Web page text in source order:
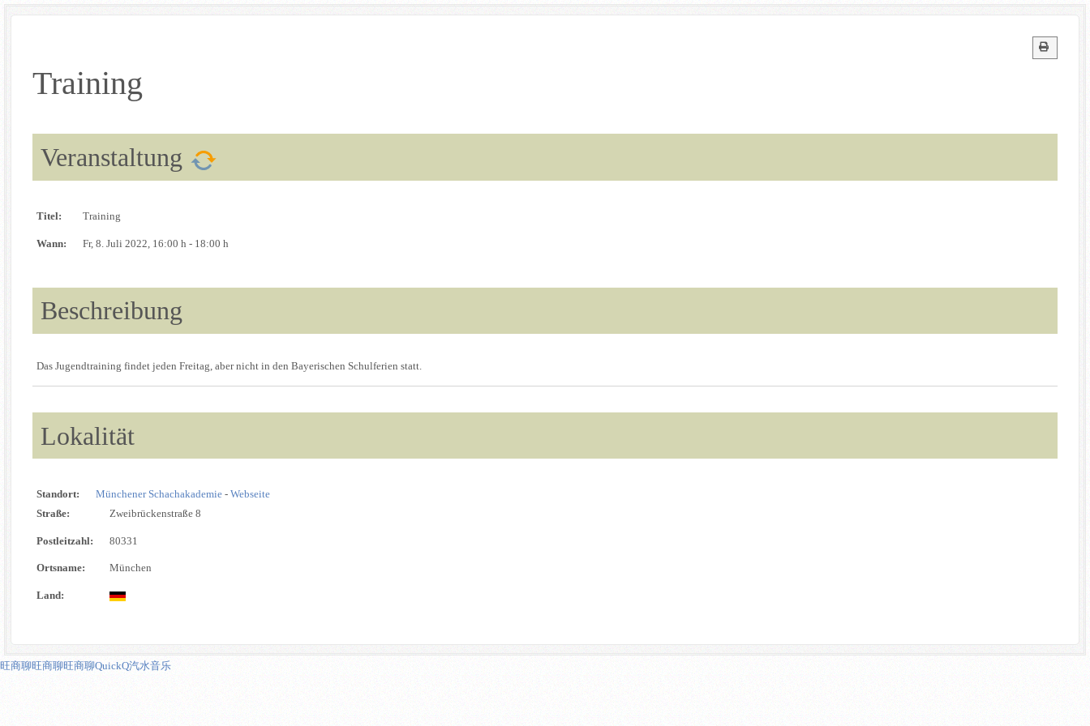
Training
Veranstaltung
Titel: Training
Wann: Fr, 8. Juli 2022 , 16:00 h - 18:00 h
Beschreibung
Das Jugendtraining findet jeden Freitag, aber nicht in den Bayerischen Schulferien statt.
Lokalität
Standort: Münchener Schachakademie -Webseite
Straße:
Zweibrückenstraße 8
Postleitzahl: 80331
Ortsname: München
Land:
旺商聊旺商聊旺商聊QuickQ汽水音乐